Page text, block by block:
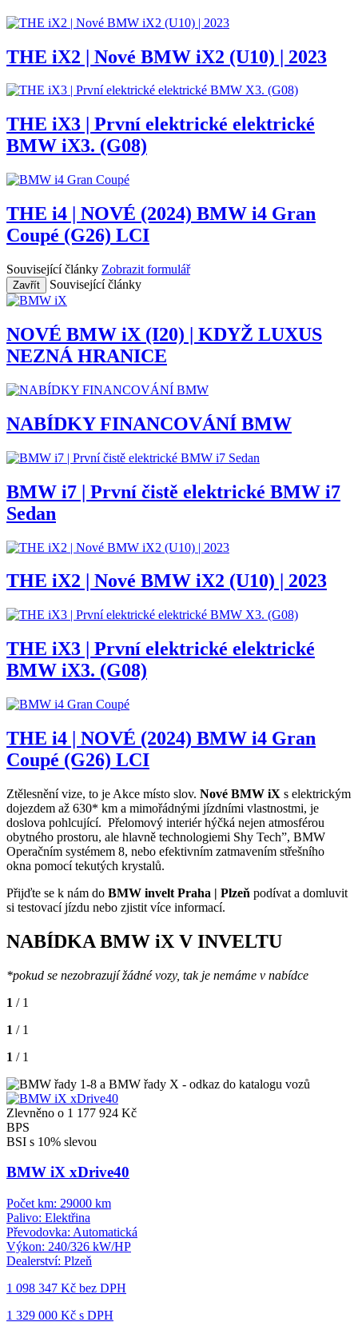
THE iX2 | Nové BMW iX2 (U10) | 2023
THE iX3 | První elektrické elektrické
BMW iX3. (G08)
THE i4 | NOVÉ (2024) BMW i4 Gran
Coupé (G26) LCI
Související články Zobrazit formulář
Zavřít Související články
NOVÉ BMW iX (I20) | KDYŽ LUXUS
NEZNÁ HRANICE
NABÍDKY FINANCOVÁNÍ BMW
BMW i7 | První čistě elektrické BMW i7
Sedan
THE iX2 | Nové BMW iX2 (U10) | 2023
THE iX3 | První elektrické elektrické
BMW iX3. (G08)
THE i4 | NOVÉ (2024) BMW i4 Gran
Coupé (G26) LCI
Ztělesnění vize, to je Akce místo slov. Nové BMW iX s elektrickým
dojezdem až 630* km a mimořádnými jízdními vlastnostmi, je
doslova pohlcující. Přelomový interiér hýčká nejen atmosférou
obytného prostoru, ale hlavně technologiemi Shy Tech”, BMW
Operačním systémem 8, nebo efektivním zatmavením střešního
okna pomocí tekutých krystalů.
Přijďte se k nám do BMW invelt Praha | Plzeň podívat a domluvit
si testovací jízdu nebo zjistit více informací.
NABÍDKA BMW iX V INVELTU
*pokud se nezobrazují žádné vozy, tak je nemáme v nabídce
1 / 1
1 / 1
1 / 1
Zlevněno o 1 177 924 Kč
BPS
BSI s 10% slevou
BMW iX xDrive40
Počet km: 29000 km
Palivo: Elektřina
Převodovka: Automatická
Výkon: 240/326 kW/HP
Dealerství: Plzeň
1 098 347 Kč bez DPH
1 329 000 Kč s DPH